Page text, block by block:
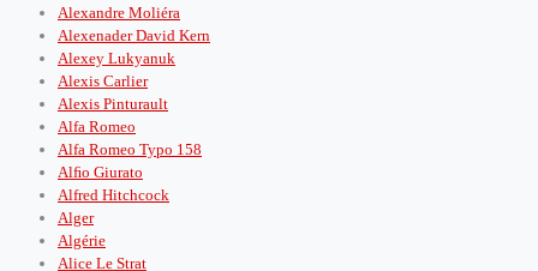
Alexandre Moliéra
Alexenader David Kern
Alexey Lukyanuk
Alexis Carlier
Alexis Pinturault
Alfa Romeo
Alfa Romeo Typo 158
Alﬁo Giurato
Alfred Hitchcock
Alger
Algérie
Alice Le Strat